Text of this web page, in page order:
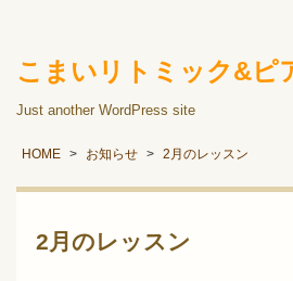
こまいリトミック&ピ
Just another WordPress site
HOME お知らせ 2月のレッスン
2月のレッスン